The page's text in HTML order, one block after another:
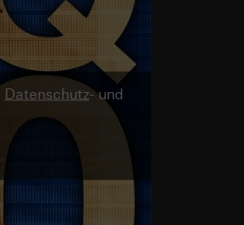
Datenschutz- und